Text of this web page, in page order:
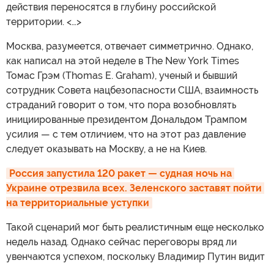
действия переносятся в глубину российской
территории. <…>
Москва, разумеется, отвечает симметрично. Однако,
как написал на этой неделе в The New York Times
Томас Грэм (Thomas E. Graham), ученый и бывший
сотрудник Совета нацбезопасности США, взаимность
страданий говорит о том, что пора возобновлять
инициированные президентом Дональдом Трампом
усилия — с тем отличием, что на этот раз давление
следует оказывать на Москву, а не на Киев.
Россия запустила 120 ракет — судная ночь на
Украине отрезвила всех. Зеленского заставят пойти
на территориальные уступки
Такой сценарий мог быть реалистичным еще несколько
недель назад. Однако сейчас переговоры вряд ли
увенчаются успехом, поскольку Владимир Путин видит